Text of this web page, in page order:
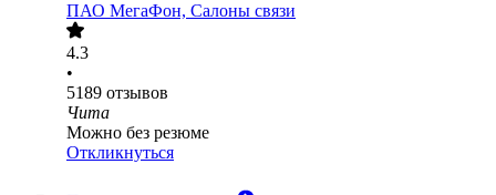
ПАО МегаФон, Салоны связи
4.3
•
5189 отзывов
Чита
Можно без резюме
Откликнуться